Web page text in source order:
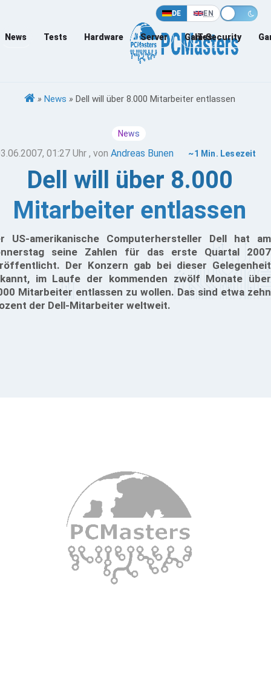
DE EN
News Tests Hardware Server Games
IT-Security
» News » Dell will über 8.000 Mitarbeiter entlassen
News
01:27 Uhr , vonAndreas Bunen ~1 Min. Lesezeit
Dell will über 8.000
Mitarbeiter entlassen
US-amerikanische Computerhersteller Dell hat am
seine Zahlen für das erste Quartal 2007
Der Konzern gab bei dieser Gelegenheit
im Laufe der kommenden zwölf Monate über
Mitarbeiter entlassen zu wollen. Das sind etwa zehn
der Dell-Mitarbeiter weltweit.